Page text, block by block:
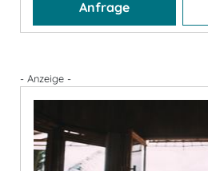
Anfrage
- Anzeige -